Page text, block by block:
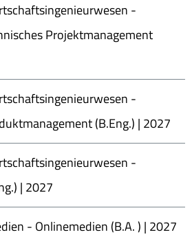
-
Projektmanagement
-
(B.Eng.) | 2027
-
| 2027
- Onlinemedien (B.A. ) | 2027